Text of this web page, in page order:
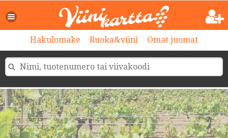
Hakulomake Ruoka&viini Omat juomat